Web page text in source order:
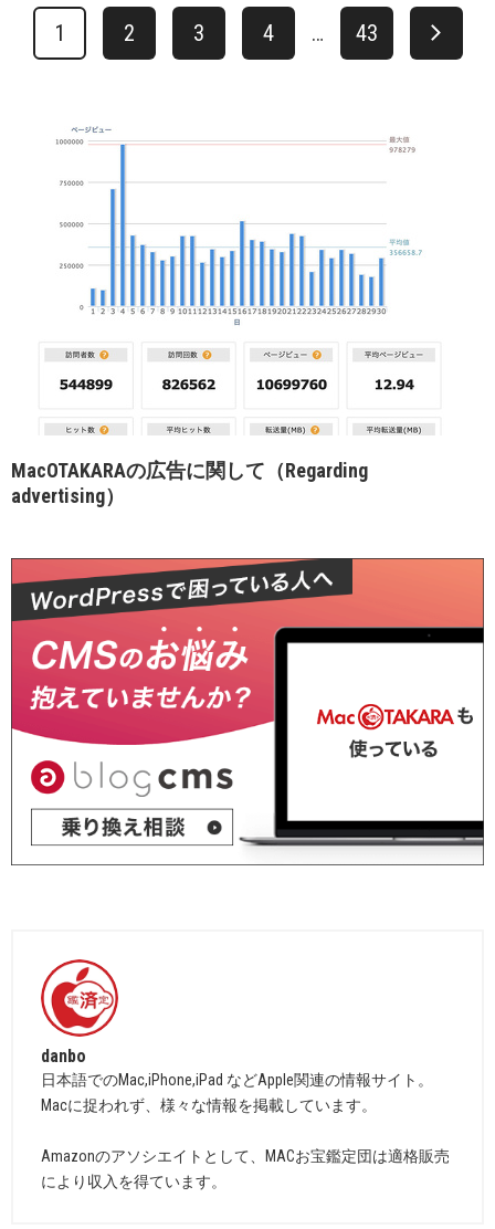
1 2 3 4 … 43
MacOTAKARAの広告に関して（Regarding
advertising）
danbo
日本語でのMac,iPhone,iPad などApple関連の情報サイト。
Macに捉われず、様々な情報を掲載しています。
Amazonのアソシエイトとして、MACお宝鑑定団は適格販売
により収入を得ています。